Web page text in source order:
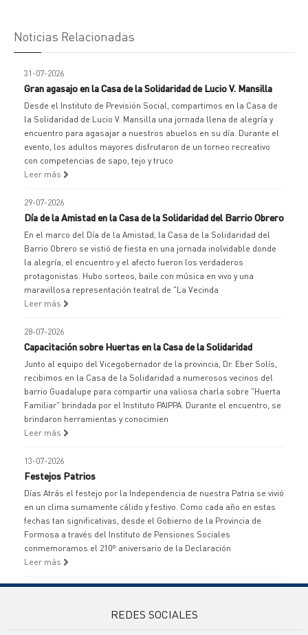
Noticias Relacionadas
31-07-2026
Gran agasajo en la Casa de la Solidaridad de Lucio V. Mansilla
Desde el Instituto de Previsión Social, compartimos en la Casa de
la Solidaridad de Lucio V. Mansilla una jornada llena de alegría y
encuentro para agasajar a nuestros abuelos en su día. Durante el
evento, los adultos mayores disfrutaron de un torneo recreativo
con competencias de sapo, tejo y truco
Leer más
29-07-2026
Día de la Amistad en la Casa de la Solidaridad del Barrio Obrero
En el marco del Día de la Amistad, la Casa de la Solidaridad del
Barrio Obrero se vistió de fiesta en una jornada inolvidable donde
la alegría, el encuentro y el afecto fueron los verdaderos
protagonistas. Hubo sorteos, baile con música en vivo y una
maravillosa representación teatral de "La Vecinda
Leer más
28-07-2026
Capacitación sobre Huertas en la Casa de la Solidaridad
Junto al equipo del Vicegobernador de la provincia, Dr. Eber Solís,
recibimos en la Casa de la Solidaridad a numerosos vecinos del
barrio Guadalupe para compartir una valiosa charla sobre "Huerta
Familiar" brindada por el Instituto PAIPPA. Durante el encuentro, se
brindaron herramientas y conocimien
Leer más
13-07-2026
Festejos Patrios
Días Atrás el festejo por la Independencia de nuestra Patria se vivió
en un clima sumamente cálido y festivo. Como cada año en estas
fechas tan significativas, desde el Gobierno de la Provincia de
Formosa a través del Instituto de Pensiones Sociales
conmemoramos el 210º aniversario de la Declaración
Leer más
REDES SOCIALES